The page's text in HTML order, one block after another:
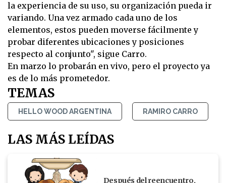
la experiencia de su uso, su organización pueda ir
variando. Una vez armado cada uno de los
elementos, estos pueden moverse fácilmente y
probar diferentes ubicaciones y posiciones
respecto al conjunto", sigue Carro.
En marzo lo probarán en vivo, pero el proyecto ya
es de lo más prometedor.
TEMAS
HELLO WOOD ARGENTINA RAMIRO CARRO
LAS MÁS LEÍDAS
Después del reencuentro,